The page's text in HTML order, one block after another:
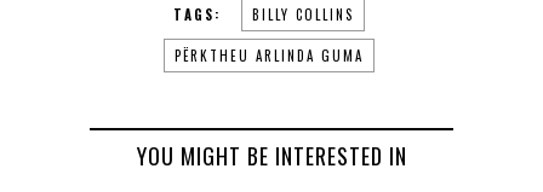
TAGS: BILLY COLLINS
PËRKTHEU ARLINDA GUMA
YOU MIGHT BE INTERESTED IN